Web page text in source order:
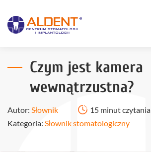
Czym jest kamera
wewnątrzustna?
Autor: Słownik
15 minut czytania
Kategoria: Słownik stomatologiczny